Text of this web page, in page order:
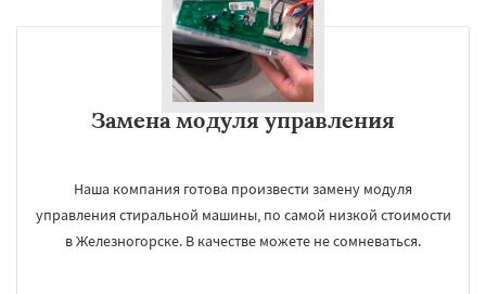
Замена модуля управления
Наша компания готова произвести замену модуля
управления стиральной машины, по самой низкой стоимости
в Железногорске. В качестве можете не сомневаться.